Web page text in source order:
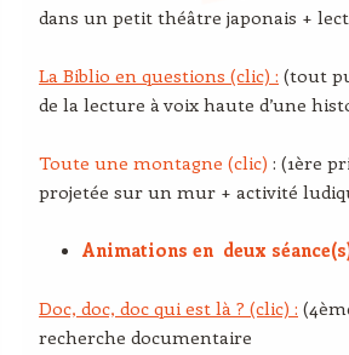
dans un petit théâtre japonais +
La Biblio en questions (clic) : (tout
de la lecture à voix haute d’une
Toute une montagne (clic) : (1ère
projetée sur un mur + activité
Animations en deux
Doc, doc, doc qui est là ? (clic) :
recherche documentaire